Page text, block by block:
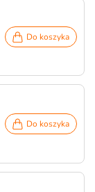
Do koszyka
Do koszyka